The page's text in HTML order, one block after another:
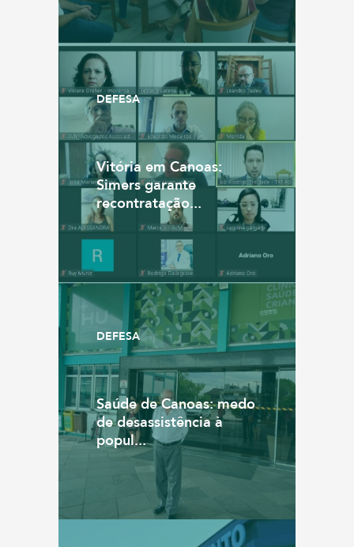
DEFESA
Vitória em Canoas:
Simers garante
recontratação...
DEFESA
Saúde de Canoas: medo
de desassistência à
popul...